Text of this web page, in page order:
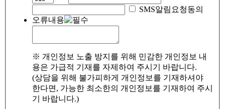
SMS알림요청동의
오류내용
※ 개인정보 노출 방지를 위해 민감한 개인정보 내
용은 가급적 기재를 자제하여 주시기 바랍니다.
(상담을 위해 불가피하게 개인정보를 기재하셔야
한다면, 가능한 최소한의 개인정보를 기재하여 주시
기 바랍니다.)